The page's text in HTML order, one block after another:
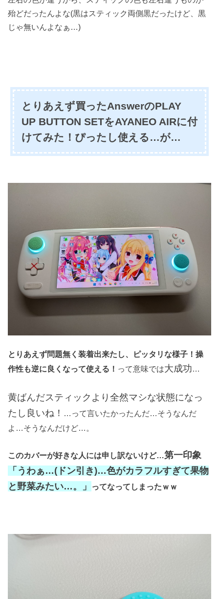
殆どだったんよな(黒はスティック両側黒だったけど、黒
じゃ無いんよなぁ…)
とりあえず買ったAnswerのPLAY
UP BUTTON SETをAYANEO AIRに付
けてみた！ぴったし使える…が…
とりあえず問題無く装着出来たし、ピッタリな様子！操
作性も逆に良くなって使える！ って意味では大成功…
黄ばんだスティックより全然マシな状態になっ
たし良いね！
…って言いたかったんだ…そうなんだ
よ…そうなんだけど…。
このカバーが好きな人には申し訳ないけど…第一印象
「うわぁ…(ドン引き)…色がカラフルすぎて果物
と野菜みたい…。」
ってなってしまったｗｗ